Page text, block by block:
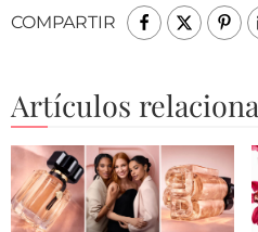
COMPARTIR
Artículos